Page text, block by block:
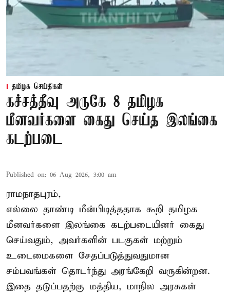
தமிழக செய்திகள்
கச்சத்தீவு அருகே 8 தமிழக
மீனவர்களை கைது செய்த இலங்கை
கடற்படை
Published on: 06 Aug 2026, 3:00 am
ராமநாதபுரம்,
எல்லை தாண்டி மீன்பிடித்ததாக கூறி தமிழக
மீனவர்களை இலங்கை கடற்படையினர் கைது
செய்வதும், அவர்களின் படகுகள் மற்றும்
உடைமைகளை சேதப்படுத்துவதுமான
சம்பவங்கள் தொடர்ந்து அரங்கேறி வருகின்றன.
இதை தடுப்பதற்கு மத்திய, மாநில அரசுகள்